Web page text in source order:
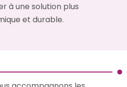
à une solution plus
et durable.